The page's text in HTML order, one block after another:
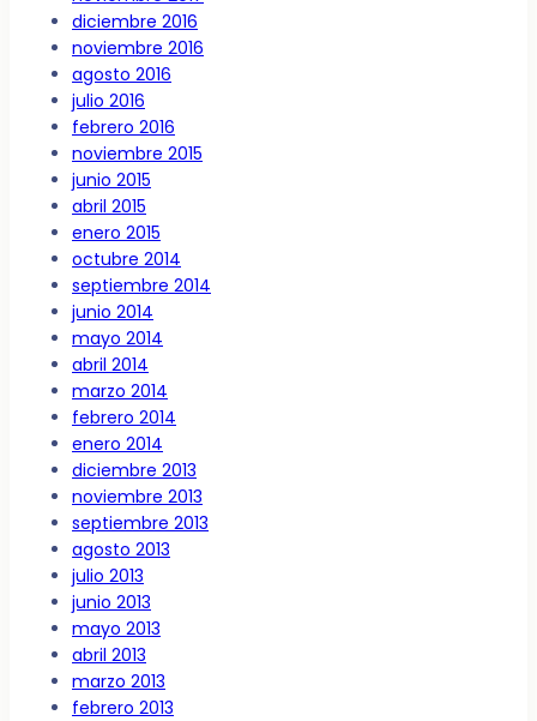
diciembre 2016
noviembre 2016
agosto 2016
julio 2016
febrero 2016
noviembre 2015
junio 2015
abril 2015
enero 2015
octubre 2014
septiembre 2014
junio 2014
mayo 2014
abril 2014
marzo 2014
febrero 2014
enero 2014
diciembre 2013
noviembre 2013
septiembre 2013
agosto 2013
julio 2013
junio 2013
mayo 2013
abril 2013
marzo 2013
febrero 2013